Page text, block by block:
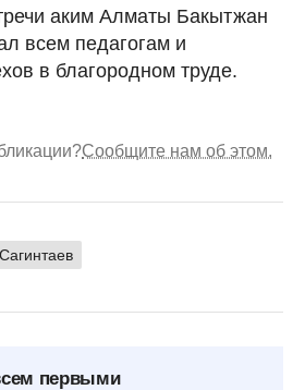
аким Алматы Бакытжан
всем педагогам и
в благородном труде.
Сообщите нам об этом.
первыми